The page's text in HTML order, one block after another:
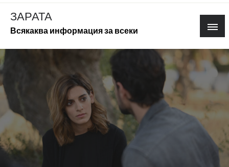
Skip
content
ЗАРАТА
Всякаква информация за всеки